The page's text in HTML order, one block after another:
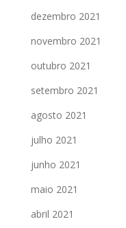
dezembro 2021
novembro 2021
outubro 2021
setembro 2021
agosto 2021
julho 2021
junho 2021
maio 2021
abril 2021